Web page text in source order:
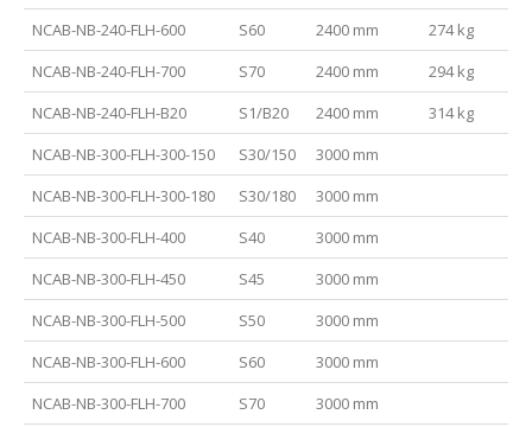
NCAB-NB-240-FLH-600
S60 2400 mm
274 kg
NCAB-NB-240-FLH-700
S70 2400 mm
294 kg
NCAB-NB-240-FLH-B20
S1/B20 2400 mm
314 kg
NCAB-NB-300-FLH-300-150
S30/150
3000 mm
NCAB-NB-300-FLH-300-180
S30/180
3000 mm
NCAB-NB-300-FLH-400
S40
3000 mm
NCAB-NB-300-FLH-450
S45
3000 mm
NCAB-NB-300-FLH-500
S50
3000 mm
NCAB-NB-300-FLH-600
S60
3000 mm
NCAB-NB-300-FLH-700
S70
3000 mm